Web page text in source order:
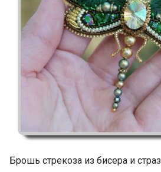
Брошь стрекоза из бисера и страз